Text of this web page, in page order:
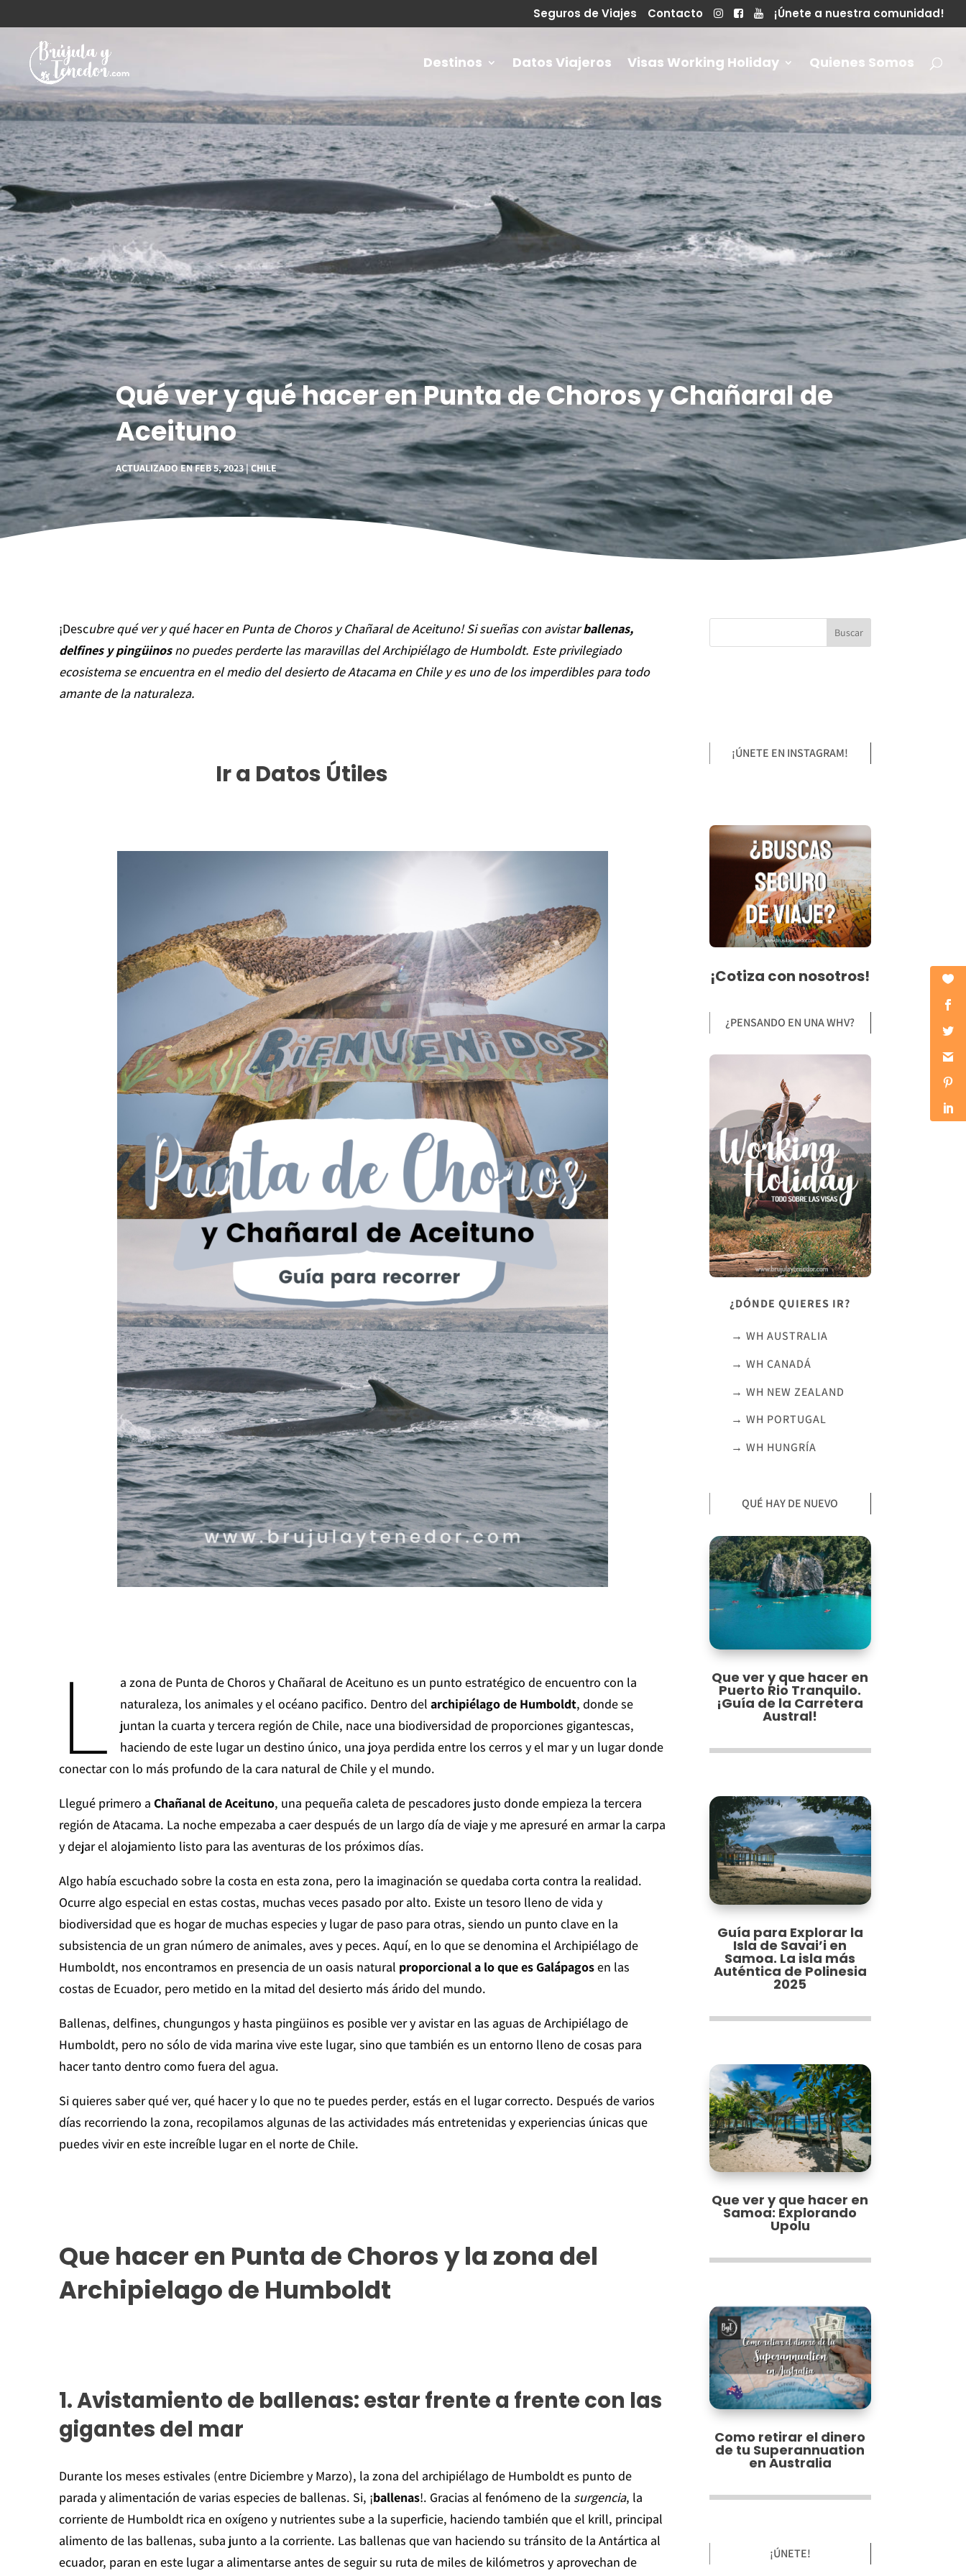
Seguros de Viajes Contacto ¡Únete a nuestra comunidad!
Destinos Datos Viajeros Visas Working Holiday Quienes Somos
Qué ver y qué hacer en Punta de Choros y Chañaral de
Aceituno
ACTUALIZADO EN FEB 5, 2023 CHILE
¡Descubre qué ver y qué hacer en Punta de Choros y Chañaral de Aceituno! Si sueñas con avistarballenas,
delfines y pingüinosno puedes perderte las maravillas del Archipiélago de Humboldt. Este privilegiado
ecosistema se encuentra en el medio del desierto de Atacama en Chile y es uno de los imperdibles para todo
amante de la naturaleza.
Ir a Datos Útiles
L
a zona de Punta de Choros y Chañaral de Aceituno es un punto estratégico de encuentro con la
naturaleza, los animales y el océano pacifico. Dentro delarchipiélago de Humboldt, donde se
juntan la cuarta y tercera región de Chile, nace una biodiversidad de proporciones gigantescas,
haciendo de este lugar un destino único, una joya perdida entre los cerros y el mar y un lugar donde
conectar con lo más profundo de la cara natural de Chile y el mundo.
Llegué primero a Chañanal de Aceituno, una pequeña caleta de pescadores justo donde empieza la tercera
región de Atacama. La noche empezaba a caer después de un largo día de viaje y me apresuré en armar la carpa
y dejar el alojamiento listo para las aventuras de los próximos días.
Algo había escuchado sobre la costa en esta zona, pero la imaginación se quedaba corta contra la realidad.
Ocurre algo especial en estas costas, muchas veces pasado por alto. Existe un tesoro lleno de vida y
biodiversidad que es hogar de muchas especies y lugar de paso para otras, siendo un punto clave en la
subsistencia de un gran número de animales, aves y peces. Aquí, en lo que se denomina el Archipiélago de
Humboldt, nos encontramos en presencia de un oasis natural proporcional a lo que es Galápagosen las
costas de Ecuador, pero metido en la mitad del desierto más árido del mundo.
Ballenas, delfines, chungungos y hasta pingüinos es posible ver y avistar en las aguas de Archipiélago de
Humboldt, pero no sólo de vida marina vive este lugar, sino que también es un entorno lleno de cosas para
hacer tanto dentro como fuera del agua.
Si quieres saber qué ver, qué hacer y lo que no te puedes perder, estás en el lugar correcto. Después de varios
días recorriendo la zona, recopilamos algunas de las actividades más entretenidas y experiencias únicas que
puedes vivir en este increíble lugar en el norte de Chile.
Que hacer en Punta de Choros y la zona del
Archipielago de Humboldt
1.Avistamiento de ballenas: estar frente a frente con las
gigantes del mar
Durante los meses estivales (entre Diciembre y Marzo), la zona del archipiélago de Humboldt es punto de
parada y alimentación de varias especies de ballenas. Si, ¡ballenas!. Gracias al fenómeno de la surgencia, la
corriente de Humboldt rica en oxígeno y nutrientes sube a la superficie, haciendo también que el krill, principal
alimento de las ballenas, suba junto a la corriente. Las ballenas que van haciendo su tránsito de la Antártica al
ecuador, paran en este lugar a alimentarse antes de seguir su ruta de miles de kilómetros y aprovechan de
¡ÚNETE EN INSTAGRAM!
¡Cotiza con nosotros!
¿PENSANDO EN UNA WHV?
¿DÓNDE QUIERES IR?
→ WH AUSTRALIA
→ WH CANADÁ
→ WH NEW ZEALAND
→ WH PORTUGAL
→ WH HUNGRÍA
QUÉ HAY DE NUEVO
Que ver y que hacer en
Puerto Rio Tranquilo.
¡Guía de la Carretera
Austral!
Guía para Explorar la
Isla de Savai’i en
Samoa. La isla más
Auténtica de Polinesia
2025
Que ver y que hacer en
Samoa: Explorando
Upolu
Como retirar el dinero
de tu Superannuation
en Australia
¡ÚNETE!